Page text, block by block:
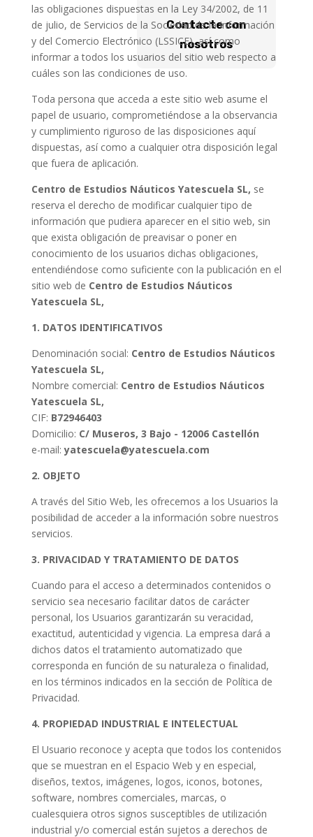
Contacte con
nosotros
las obligaciones dispuestas en la Ley 34/2002, de 11
de julio, de Servicios de la Sociedad de la Información
y del Comercio Electrónico (LSSICE), así como
informar a todos los usuarios del sitio web respecto a
cuáles son las condiciones de uso.
Toda persona que acceda a este sitio web asume el
papel de usuario, comprometiéndose a la observancia
y cumplimiento riguroso de las disposiciones aquí
dispuestas, así como a cualquier otra disposición legal
que fuera de aplicación.
Centro de Estudios Náuticos Yatescuela SL, se
reserva el derecho de modificar cualquier tipo de
información que pudiera aparecer en el sitio web, sin
que exista obligación de preavisar o poner en
conocimiento de los usuarios dichas obligaciones,
entendiéndose como suficiente con la publicación en el
sitio web de Centro de Estudios Náuticos
Yatescuela SL,
1. DATOS IDENTIFICATIVOS
Denominación social: Centro de Estudios Náuticos
Yatescuela SL,
Nombre comercial: Centro de Estudios Náuticos
Yatescuela SL,
CIF: B72946403
Domicilio: C/ Museros, 3 Bajo - 12006 Castellón
e-mail:yatescuela@yatescuela.com
2. OBJETO
A través del Sitio Web, les ofrecemos a los Usuarios la
posibilidad de acceder a la información sobre nuestros
servicios.
3. PRIVACIDAD Y TRATAMIENTO DE DATOS
Cuando para el acceso a determinados contenidos o
servicio sea necesario facilitar datos de carácter
personal, los Usuarios garantizarán su veracidad,
exactitud, autenticidad y vigencia. La empresa dará a
dichos datos el tratamiento automatizado que
corresponda en función de su naturaleza o finalidad,
en los términos indicados en la sección de Política de
Privacidad.
4. PROPIEDAD INDUSTRIAL E INTELECTUAL
El Usuario reconoce y acepta que todos los contenidos
que se muestran en el Espacio Web y en especial,
diseños, textos, imágenes, logos, iconos, botones,
software, nombres comerciales, marcas, o
cualesquiera otros signos susceptibles de utilización
industrial y/o comercial están sujetos a derechos de